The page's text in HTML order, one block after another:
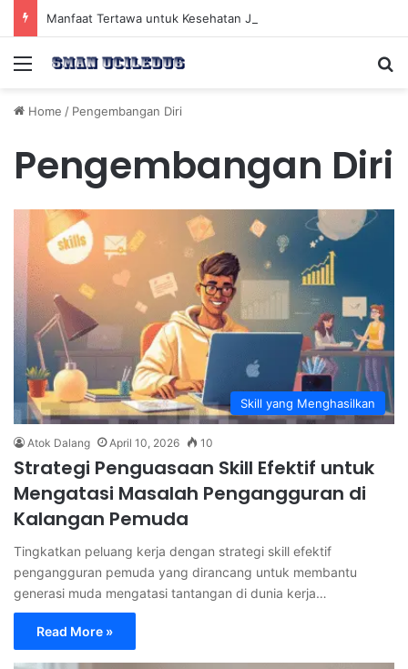
Menu
Home / Pengembangan Diri
Pengembangan Diri
Skill yang Menghasilkan
Atok Dalang April 10, 2026 10
Strategi Penguasaan Skill Efektif untuk
Mengatasi Masalah Pengangguran di
Kalangan Pemuda
Tingkatkan peluang kerja dengan strategi skill efektif
pengangguran pemuda yang dirancang untuk membantu
generasi muda mengatasi tantangan di dunia kerja…
Read More »